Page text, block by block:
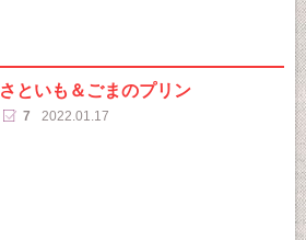
さといも＆ごまのプリン
7 2022.01.17